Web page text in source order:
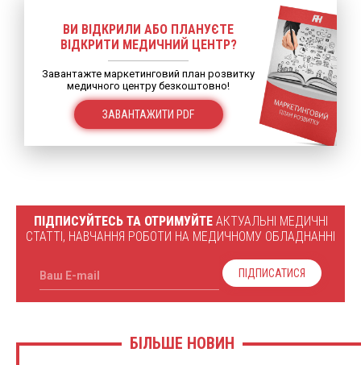
ВИ ВІДКРИЛИ АБО ПЛАНУЄТЕ
ВІДКРИТИ МЕДИЧНИЙ ЦЕНТР?
Завантажте маркетинговий план розвитку
медичного центру безкоштовно!
ЗАВАНТАЖИТИ PDF
ПІДПИСУЙТЕСЬ ТА ОТРИМУЙТЕАКТУАЛЬНІ МЕДИЧНІ
СТАТТІ, НАВЧАННЯ РОБОТИ НА МЕДИЧНОМУ ОБЛАДНАННІ
Ваш E-mail ПІДПИСАТИСЯ
БІЛЬШЕ НОВИН